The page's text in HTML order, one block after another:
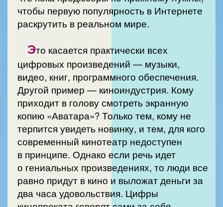
чтобы первую популярность в Интернете
раскрутить в реальном мире.
Это касается практически всех
цифровых произведений — музыки,
видео, книг, программного обеспечения.
Другой пример — киноиндустрия. Кому
приходит в голову смотреть экранную
копию «Аватара»? Только тем, кому не
терпится увидеть новинку, и тем, для кого
современный кинотеатр недоступен
в принципе. Однако если речь идет
о гениальных произведениях, то люди все
равно придут в кино и выложат деньги за
два часа удовольствия. Цифры